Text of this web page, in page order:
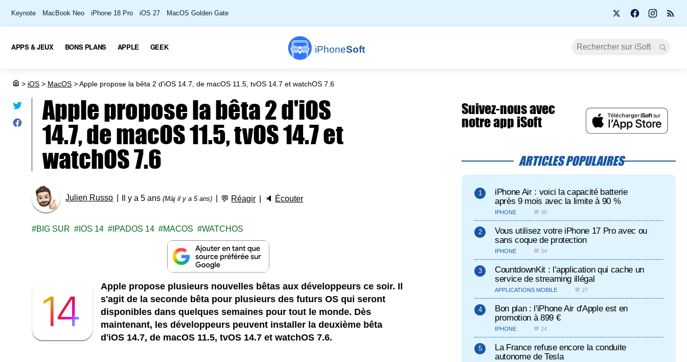
Keynote MacBook Neo iPhone 18 Pro iOS 27 MacOS Golden Gate
iPhoneSoft
APPS & JEUX BONS PLANS APPLE GEEK
> iOS > MacOS >Apple propose la bêta 2 d'iOS 14.7, de macOS 11.5, tvOS 14.7 et watchOS 7.6
Apple propose la bêta 2 d'iOS
14.7, de macOS 11.5, tvOS 14.7 et
watchOS 7.6
Julien Russo Il y a 5 ans(Màj il y a 5 ans) 💬 Réagir 🔈 Écouter
BIG SUR IOS 14 IPADOS 14 MACOS WATCHOS
Apple propose plusieurs nouvelles bêtas aux développeurs ce soir. Il
s'agit de la seconde bêta pour plusieurs des futurs OS qui seront
disponibles dans quelques semaines pour tout le monde. Dès
maintenant, les développeurs peuvent installer la deuxième bêta
d'iOS 14.7,de macOS 11.5, tvOS 14.7 et watchOS 7.6.
Suivez-nous avec
notre app iSoft
ARTICLES POPULAIRES
iPhone Air : voici la capacité batterie
après 9 mois avec la limite à 90 %
IPHONE 💬 35
Vous utilisez votre iPhone 17 Pro avec ou
sans coque de protection
IPHONE 💬 34
CountdownKit : l’application qui cache un
service de streaming illégal
APPLICATIONS MOBILE 💬 27
Bon plan : l'iPhone Air d'Apple est en
promotion à 899 €
IPHONE 💬 24
La France refuse encore la conduite
autonome de Tesla